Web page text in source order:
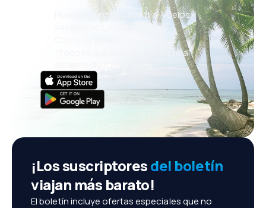
Nuevas ofertas cada día: vuelos,
vacaciones, escapadas
Cómoda gestión de reservas
¡Todo lo que importa, siempre al
¡Los suscriptoresdel boletín
viajan más barato!
El boletín incluye ofertas especiales que no